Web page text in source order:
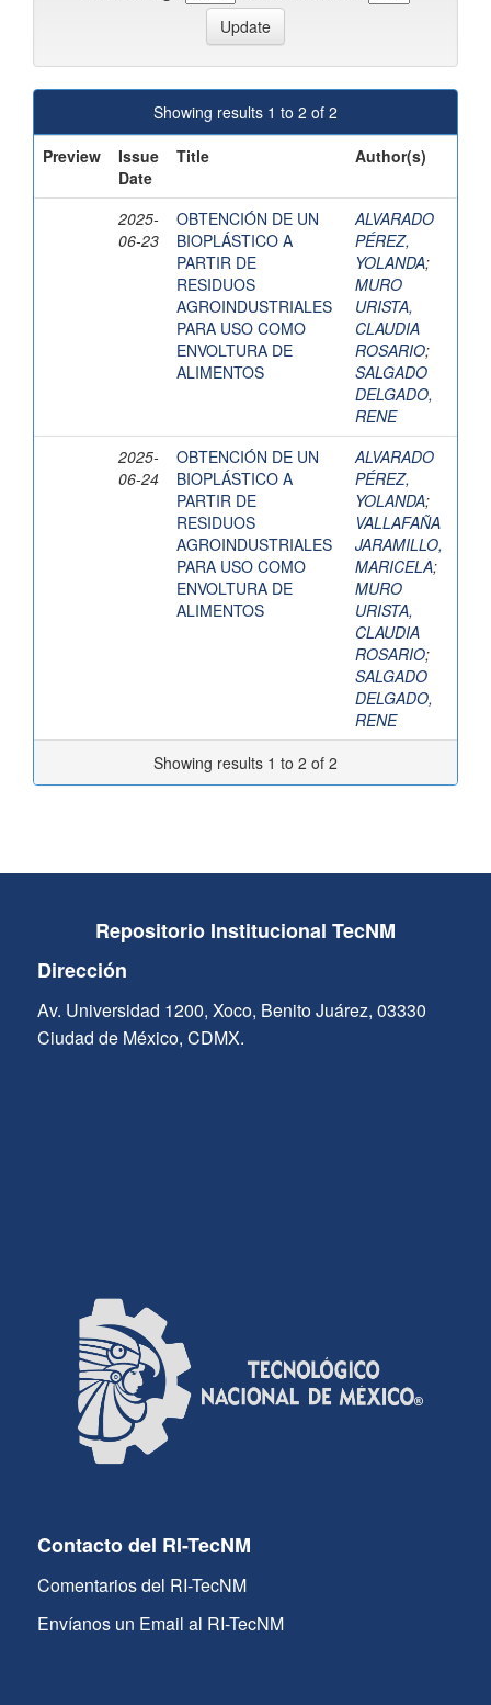
Showing results 1 to 2 of 2
Preview
Issue
Date
Title Author(s)
2025-
06-23
OBTENCIÓN DE UN
BIOPLÁSTICO A
PARTIR DE
RESIDUOS
AGROINDUSTRIALES
PARA USO COMO
ENVOLTURA DE
ALIMENTOS
ALVARADO
PÉREZ,
YOLANDA;
MURO
URISTA,
CLAUDIA
ROSARIO;
SALGADO
DELGADO,
RENE
2025-
06-24
OBTENCIÓN DE UN
BIOPLÁSTICO A
PARTIR DE
RESIDUOS
AGROINDUSTRIALES
PARA USO COMO
ENVOLTURA DE
ALIMENTOS
ALVARADO
PÉREZ,
YOLANDA;
VALLAFAÑA
JARAMILLO,
MARICELA;
MURO
URISTA,
CLAUDIA
ROSARIO;
SALGADO
DELGADO,
RENE
Showing results 1 to 2 of 2
Repositorio Institucional TecNM
Dirección
Av. Universidad 1200, Xoco, Benito Juárez, 03330
Ciudad de México, CDMX.
Contacto del RI-TecNM
Comentarios del RI-TecNM
Envíanos un Email al RI-TecNM